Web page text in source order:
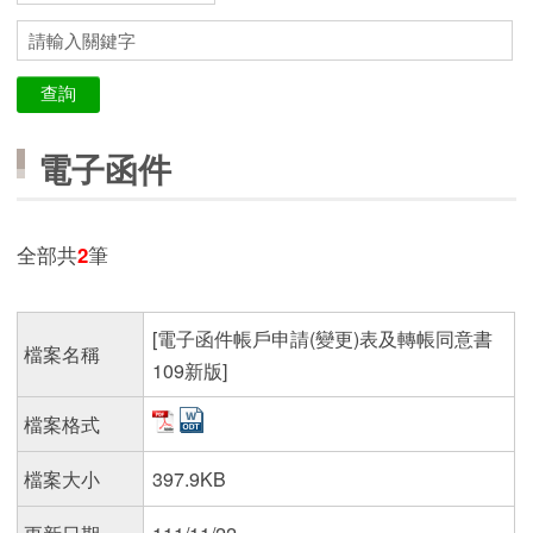
電子函件
全部共2筆
檔案名稱
[電子函件帳戶申請(變更)表及轉帳同意書
109新版]
檔案格式
檔案大小
397.9KB